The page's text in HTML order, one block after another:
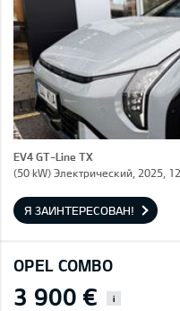
EV4 GT-Line TX
(50 kW) Электрический, 2025,
Я ЗАИНТЕРЕСОВАН!
OPEL COMBO
3 900 € i